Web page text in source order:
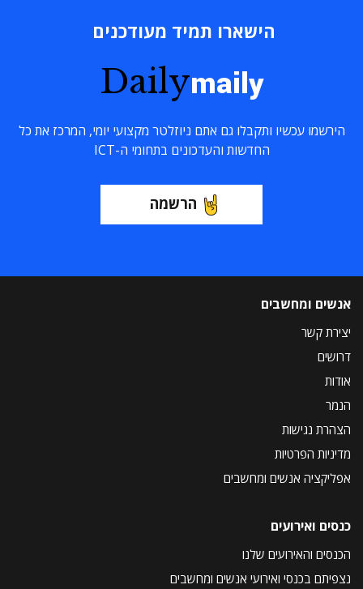
הישארו תמיד מעודכנים
Dailymaily
הירשמו עכשיו ותקבלו גם אתם ניוזלטר מקצועי יומי, המרכז את כל
החדשות והעדכונים בתחומי ה-ICT
הרשמה
אנשים ומחשבים
יצירת קשר
דרושים
אודות
הנמר
הצהרת נגישות
מדיניות הפרטיות
אפליקציה אנשים ומחשבים
כנסים ואירועים
הכנסים והאירועים שלנו
נצפיתם בכנסי ואירועי אנשים ומחשבים